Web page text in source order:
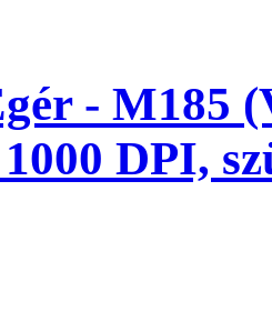
- M185
DPI,